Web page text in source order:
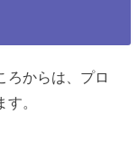
ろからは、プロ
。